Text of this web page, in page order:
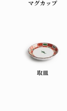
マグカップ
取皿